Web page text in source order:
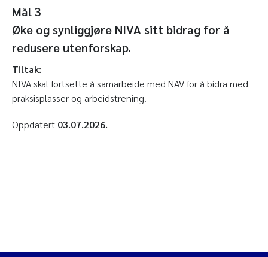
Mål 3
Øke og synliggjøre NIVA sitt bidrag for å
redusere utenforskap.
Tiltak:
NIVA skal fortsette å samarbeide med NAV for å bidra med
praksisplasser og arbeidstrening.
Oppdatert 03.07.2026.